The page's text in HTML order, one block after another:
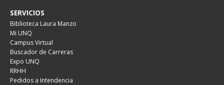
SERVICIOS
Biblioteca Laura Manzo
Mi UNQ
Campus Virtual
Buscador de Carreras
Expo UNQ
RRHH
Pedidos a Intendencia